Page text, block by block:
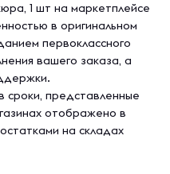
1 шт на маркетплейсе
в оригинальном
первоклассного
вашего заказа, а
сроки, представленные
отображено в
на складах